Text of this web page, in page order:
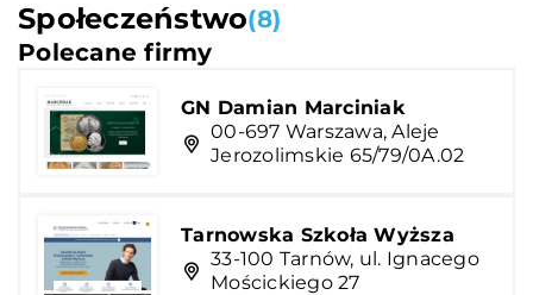
Społeczeństwo(8)
Polecane firmy
GN Damian Marciniak
00-697 Warszawa, Aleje
Jerozolimskie 65/79/0A.02
Tarnowska Szkoła Wyższa
33-100 Tarnów, ul. Ignacego
Mościckiego 27